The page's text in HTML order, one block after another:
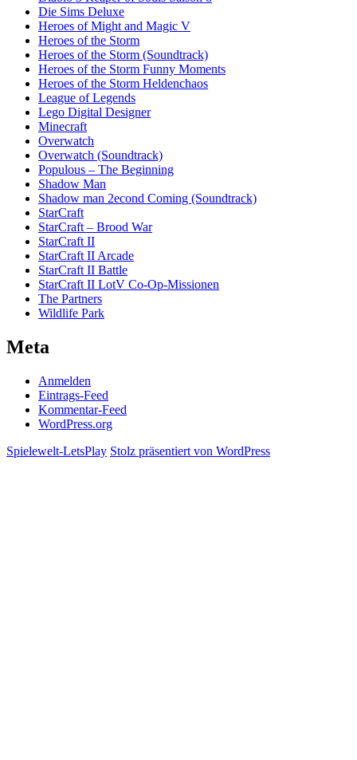
Die Sims Deluxe
Heroes of Might and Magic V
Heroes of the Storm
Heroes of the Storm (Soundtrack)
Heroes of the Storm Funny Moments
Heroes of the Storm Heldenchaos
League of Legends
Lego Digital Designer
Minecraft
Overwatch
Overwatch (Soundtrack)
Populous – The Beginning
Shadow Man
Shadow man 2econd Coming (Soundtrack)
StarCraft
StarCraft – Brood War
StarCraft II
StarCraft II Arcade
StarCraft II Battle
StarCraft II LotV Co-Op-Missionen
The Partners
Wildlife Park
Meta
Anmelden
Eintrags-Feed
Kommentar-Feed
WordPress.org
Spielewelt-LetsPlay Stolz präsentiert von WordPress